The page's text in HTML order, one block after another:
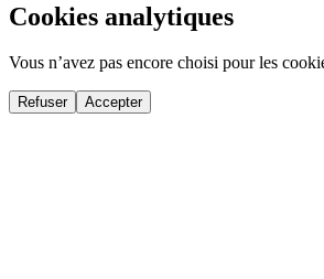
Cookies analytiques
Vous n’avez pas encore choisi pour les
Refuser Accepter